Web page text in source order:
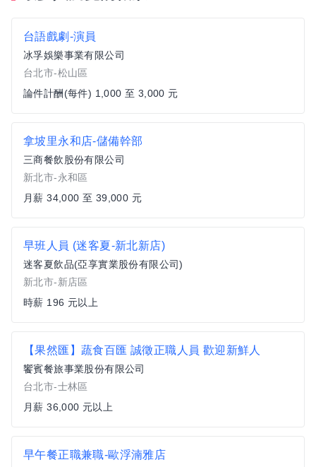
台語戲劇-演員
冰孚娛樂事業有限公司
台北市-松山區
論件計酬(每件) 1,000 至 3,000 元
拿坡里永和店-儲備幹部
三商餐飲股份有限公司
新北市-永和區
月薪 34,000 至 39,000 元
早班人員 (迷客夏-新北新店)
迷客夏飲品(亞享實業股份有限公司)
新北市-新店區
時薪 196 元以上
【果然匯】蔬食百匯 誠徵正職人員 歡迎新鮮人
饗賓餐旅事業股份有限公司
台北市-士林區
月薪 36,000 元以上
早午餐正職兼職-歐浮湳雅店